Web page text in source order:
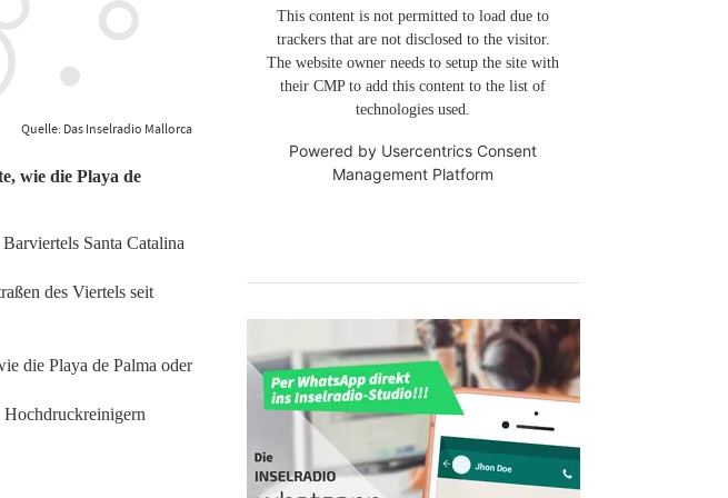
Quelle: Das Inselradio Mallorca
wie die Playa de
Santa Catalina
des Viertels seit
die Playa de Palma oder
Hochdruckreinigern
This content is not permitted to load due to
trackers that are not disclosed to the visitor.
The website owner needs to setup the site with
their CMP to add this content to the list of
technologies used.
Powered by Usercentrics Consent
Management Platform